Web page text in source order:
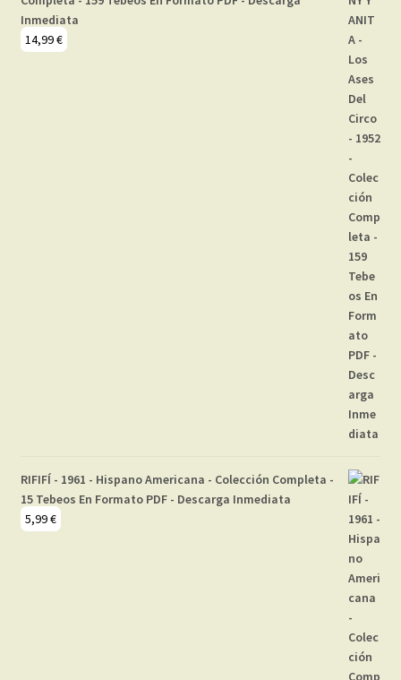
Inmediata
14,99€
RIFIFÍ - 1961 - Hispano Americana - Colección Completa -
15 Tebeos En Formato PDF - Descarga Inmediata
5,99€